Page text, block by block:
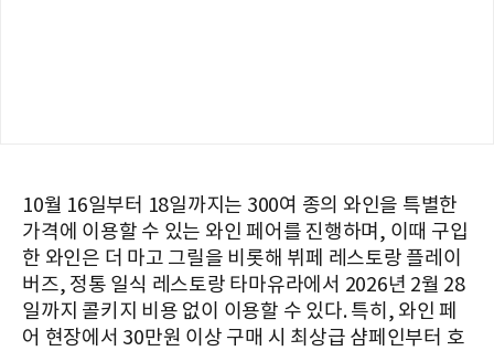
10월 16일부터 18일까지는 300여 종의 와인을 특별한
가격에 이용할 수 있는 와인 페어를 진행하며, 이때 구입
한 와인은 더 마고 그릴을 비롯해 뷔페 레스토랑 플레이
버즈, 정통 일식 레스토랑 타마유라에서 2026년 2월 28
일까지 콜키지 비용 없이 이용할 수 있다. 특히, 와인 페
어 현장에서 30만원 이상 구매 시 최상급 샴페인부터 호